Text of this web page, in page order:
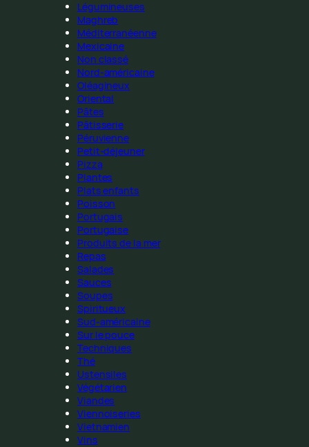
Légumineuses
Maghreb
Méditerranéenne
Mexicaine
Non classé
Nord-américaine
Oléagineux
Oriental
Pâtes
Pâtisserie
Péruvienne
Petit-déjeuner
Pizza
Plantes
Plats enfants
Poisson
Portugais
Portugaise
Produits de la mer
Repas
Salades
Sauces
Soupes
Spiritueux
Sud-américaine
Sur le pouce
Techniques
Thé
Ustensiles
Végétarien
Viandes
Viennoiseries
Vietnamien
Vins